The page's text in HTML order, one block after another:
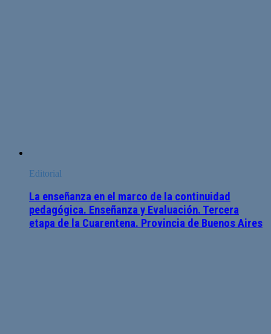
Editorial
La enseñanza en el marco de la continuidad
pedagógica. Enseñanza y Evaluación. Tercera
etapa de la Cuarentena. Provincia de Buenos Aires